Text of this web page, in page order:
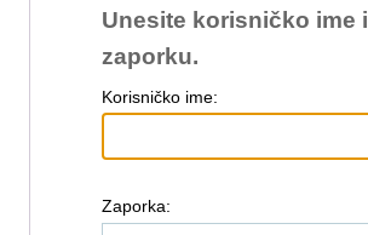
Unesite korisničko ime i
zaporku.
Korisničko ime:
Zaporka: